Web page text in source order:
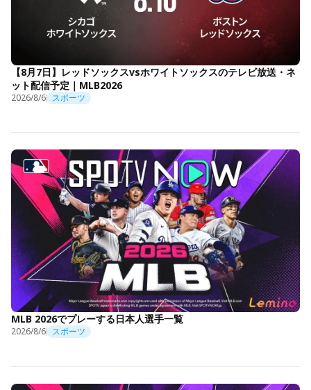
【8月7日】レッドソックスvsホワイトソックスのテレビ放送・ネ
ット配信予定｜MLB2026
2026/8/6 スポーツ
MLB 2026でプレーする日本人選手一覧
2026/8/6 スポーツ